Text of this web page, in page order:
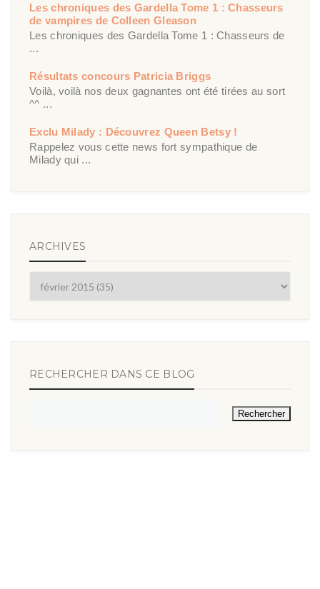
Les chroniques des Gardella Tome 1 : Chasseurs
de vampires de Colleen Gleason
Les chroniques des Gardella Tome 1 : Chasseurs de
...
Résultats concours Patricia Briggs
Voilà, voilà nos deux gagnantes ont été tirées au sort
^^ ...
Exclu Milady : Découvrez Queen Betsy !
Rappelez vous cette news fort sympathique de
Milady qui ...
ARCHIVES
RECHERCHER DANS CE BLOG